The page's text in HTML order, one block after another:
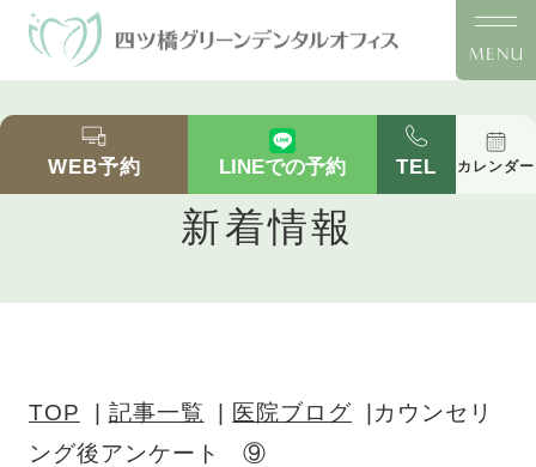
カウンセリング後アンケート ⑨ ｜四ツ橋の歯
医者「四ツ橋グリーンデンタルオフィス」｜四ツ
橋駅徒歩2分の医院ブログ
新着情報
TOP 記事一覧 医院ブログ
カウンセリ
ング後アンケート ⑨
WEB予約 LINEでの予約 TEL カレンダー